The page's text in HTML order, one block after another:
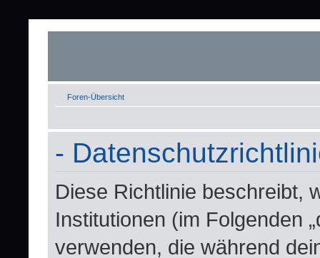
Foren-Übersicht
-
Diese Richtlinie beschreibt,
Institutionen (im Folgenden
verwenden, die während